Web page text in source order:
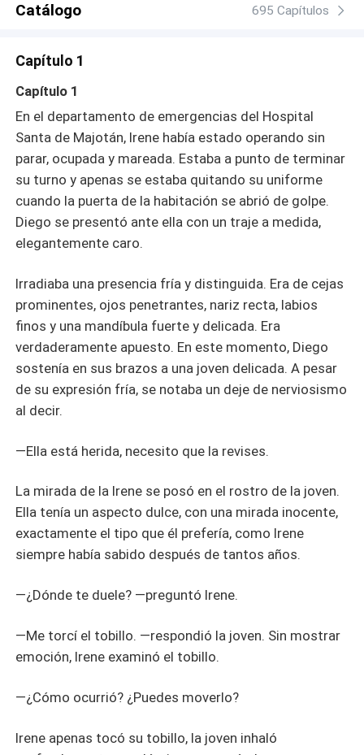
Catálogo 695 Capítulos
Capítulo 1
Capítulo 1
En el departamento de emergencias del Hospital
Santa de Majotán, Irene había estado operando sin
parar, ocupada y mareada. Estaba a punto de terminar
su turno y apenas se estaba quitando su uniforme
cuando la puerta de la habitación se abrió de golpe.
Diego se presentó ante ella con un traje a medida,
elegantemente caro.
Irradiaba una presencia fría y distinguida. Era de cejas
prominentes, ojos penetrantes, nariz recta, labios
finos y una mandíbula fuerte y delicada. Era
verdaderamente apuesto. En este momento, Diego
sostenía en sus brazos a una joven delicada. A pesar
de su expresión fría, se notaba un deje de nerviosismo
al decir.
—Ella está herida, necesito que la revises.
La mirada de la Irene se posó en el rostro de la joven.
Ella tenía un aspecto dulce, con una mirada inocente,
exactamente el tipo que él prefería, como Irene
siempre había sabido después de tantos años.
—¿Dónde te duele? —preguntó Irene.
—Me torcí el tobillo. —respondió la joven. Sin mostrar
emoción, Irene examinó el tobillo.
—¿Cómo ocurrió? ¿Puedes moverlo?
Irene apenas tocó su tobillo, la joven inhaló